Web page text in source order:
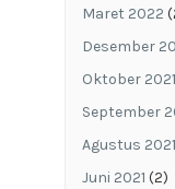
Maret 2022
Desember
Oktober 2021
September
Agustus 2021
Juni 2021 (2)